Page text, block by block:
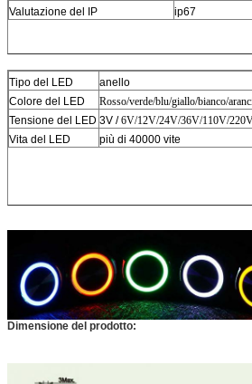
Valutazione del IP
ip67
Tipo del LED
anello
Colore del LED
Rosso/verde/blu/giallo/bianco/
Tensione del LED 3V /6V/12V/24V/36V/110V/
Vita del LED
più di 40000 vite
Dimensione del prodotto: